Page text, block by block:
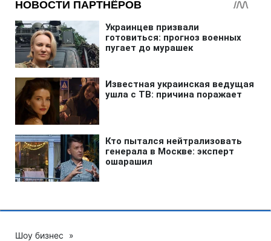
Шоу бизнес »